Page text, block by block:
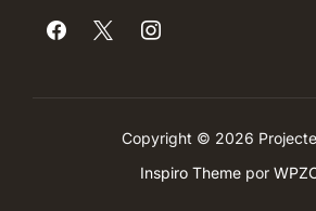
Copyright © 2026
Inspiro Theme por